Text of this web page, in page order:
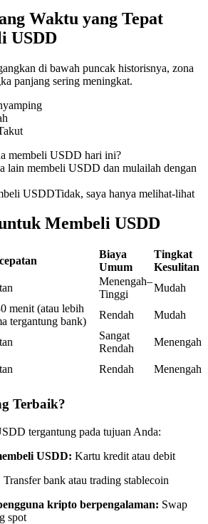
menggunakan USDC sebagai jaminannya
pedagang top
Salinan
keuntungan dan komisi copy trading
Waktu yang Tepat
USDD
di bawah puncak historisnya, zona
panjang sering meningkat.
membeli USDD hari ini?
lain membeli USDD dan mulailah dengan
USDDTidak, saya hanya melihat-lihat
Membeli USDD
Biaya
Umum
Tingkat
Kesulitan
Menengah–
Tinggi
Mudah
menit (atau lebih
tergantung bank)
Rendah
Mudah
Sangat
Rendah
Menengah
Rendah Menengah
Terbaik?
tergantung pada tujuan Anda:
USDD: Kartu kredit atau debit
Transfer bank atau trading stablecoin
kripto berpengalaman: Swap
spot